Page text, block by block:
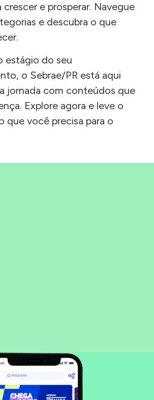
e prosperar. Navegue
e descubra o que
estágio do seu
o Sebrae/PR está aqui
jornada com conteúdos que
Explore agora e leve o
que você precisa para o